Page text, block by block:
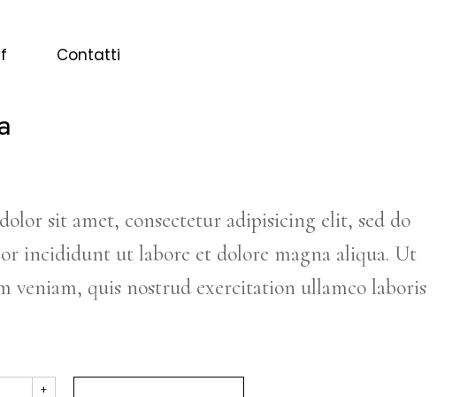
Contatti
sit amet, consectetur adipisicing elit, sed do
incididunt ut labore et dolore magna aliqua. Ut
veniam, quis nostrud exercitation ullamco laboris
+